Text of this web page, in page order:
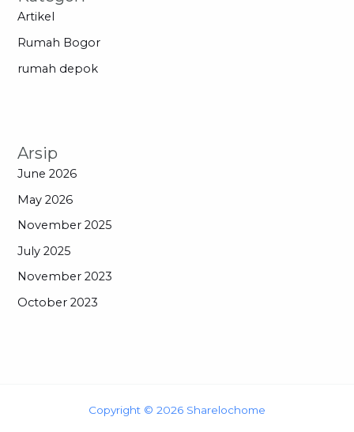
Artikel
Rumah Bogor
rumah depok
Arsip
June 2026
May 2026
November 2025
July 2025
November 2023
October 2023
Copyright © 2026 Sharelochome